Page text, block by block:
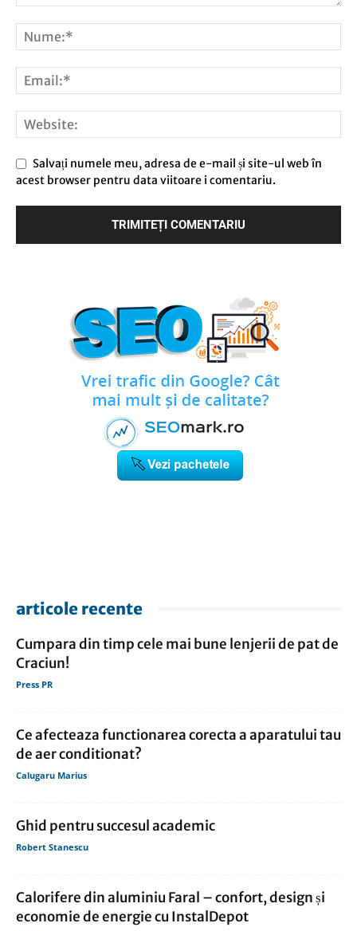
Salvați numele meu, adresa de e-mail și site-ul web în
acest browser pentru data viitoare i comentariu.
articole recente
Cumpara din timp cele mai bune lenjerii de pat de
Craciun!
Press PR
Ce afecteaza functionarea corecta a aparatului tau
de aer conditionat?
Calugaru Marius
Ghid pentru succesul academic
Robert Stanescu
Calorifere din aluminiu Faral – confort, design și
economie de energie cu InstalDepot